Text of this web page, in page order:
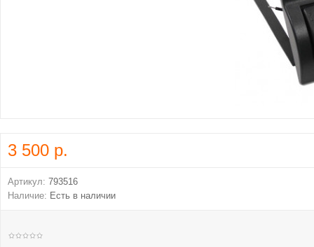
3 500 р.
Артикул: 793516
Наличие: Есть в наличии